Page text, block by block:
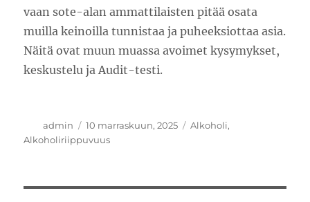
vaan sote-alan ammattilaisten pitää osata
muilla keinoilla tunnistaa ja puheeksiottaa asia.
Näitä ovat muun muassa avoimet kysymykset,
keskustelu ja Audit-testi.
Kirjoittaja
admin Julkaistu
10 marraskuun, 2025 Kategoriat
Alkoholi,
Alkoholiriippuvuus